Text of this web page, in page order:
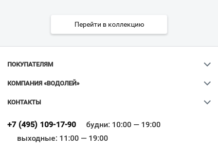
Перейти в коллекцию
ПОКУПАТЕЛЯМ
КОМПАНИЯ «ВОДОЛЕЙ»
КОНТАКТЫ
+7 (495) 109-17-90
будни: 10:00 — 19:00
выходные: 11:00 — 19:00
Всё верно